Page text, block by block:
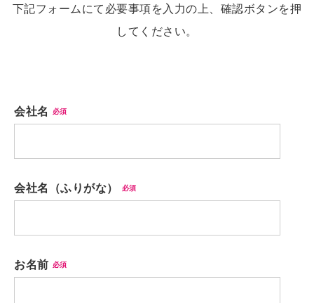
下記フォームにて必要事項を入力の上、確認ボタンを押
してください。
会社名 必須
会社名（ふりがな） 必須
お名前 必須